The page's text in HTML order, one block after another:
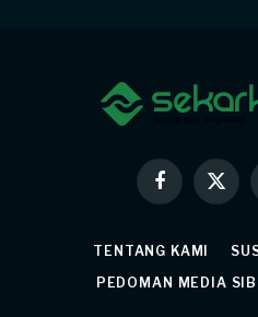
Facebook
X
TENTANG KAMI
PEDOMAN MEDIA